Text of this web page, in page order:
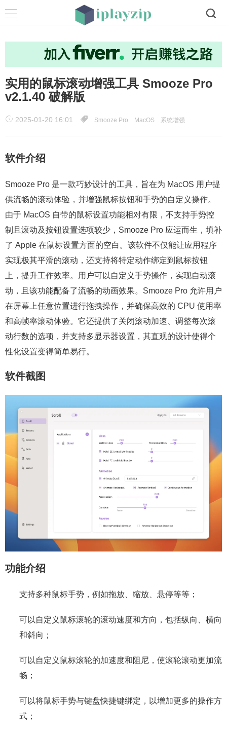
实用的鼠标滚动增强工具 Smooze Pro
v2.1.40 破解版
2025-01-20 16:01 Smooze Pro MacOS 系统增强
软件介绍
Smooze Pro 是一款巧妙设计的工具，旨在为 MacOS 用户提
供流畅的滚动体验，并增强鼠标按钮和手势的自定义操作。
由于 MacOS 自带的鼠标设置功能相对有限，不支持手势控
制且滚动及按钮设置选项较少，Smooze Pro 应运而生，填补
了 Apple 在鼠标设置方面的空白。该软件不仅能让应用程序
实现极其平滑的滚动，还支持将特定动作绑定到鼠标按钮
上，提升工作效率。用户可以自定义手势操作，实现自动滚
动，且该功能配备了流畅的动画效果。Smooze Pro 允许用户
在屏幕上任意位置进行拖拽操作，并确保高效的 CPU 使用率
和高帧率滚动体验。它还提供了关闭滚动加速、调整每次滚
动行数的选项，并支持多显示器设置，其直观的设计使得个
性化设置变得简单易行。
软件截图
功能介绍
支持多种鼠标手势，例如拖放、缩放、悬停等等；
可以自定义鼠标滚轮的滚动速度和方向，包括纵向、横向
和斜向；
可以自定义鼠标滚轮的加速度和阻尼，使滚轮滚动更加流
畅；
可以将鼠标手势与键盘快捷键绑定，以增加更多的操作方
式；